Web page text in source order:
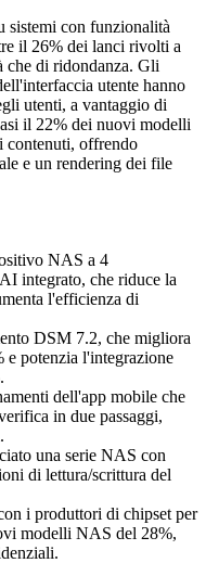
sistemi con funzionalità
il 26% dei lanci rivolti a
che di ridondanza. Gli
utente hanno
utenti, a vantaggio di
il 22% dei nuovi modelli
contenuti, offrendo
e un rendering dei file
NAS a 4
integrato, che riduce la
l'efficienza di
DSM 7.2, che migliora
e potenzia l'integrazione
dell'app mobile che
in due passaggi,
una serie NAS con
di lettura/scrittura del
i produttori di chipset per
modelli NAS del 28%,